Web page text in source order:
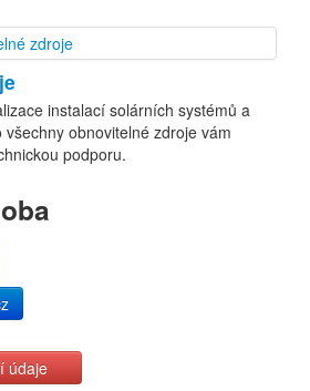
instalací solárních systémů a
obnovitelné zdroje vám
podporu.
údaje